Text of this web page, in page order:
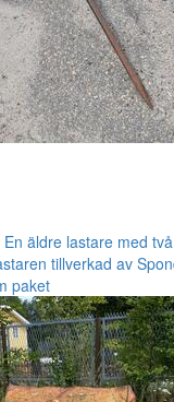
äldre lastare med
tillverkad av
paket